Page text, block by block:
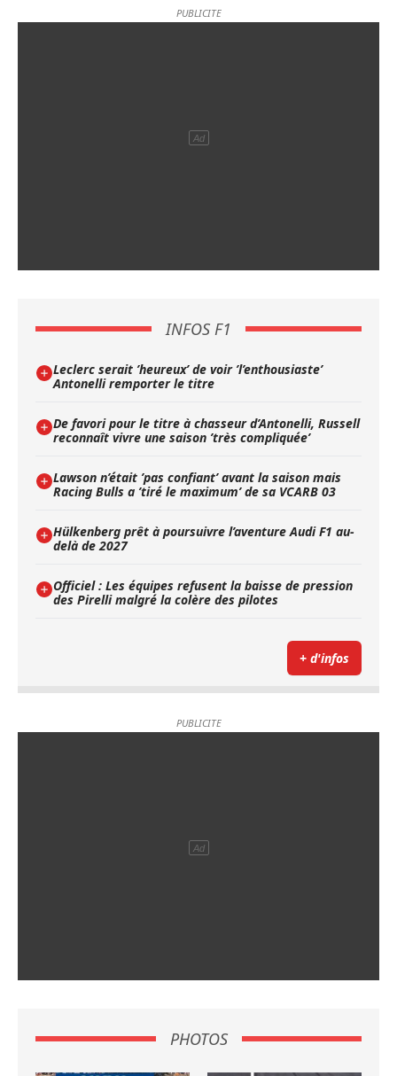
INFOS F1
Leclerc serait ’heureux’ de voir ’l’enthousiaste’
Antonelli remporter le titre
De favori pour le titre à chasseur d’Antonelli, Russell
reconnaît vivre une saison ’très compliquée’
Lawson n’était ’pas confiant’ avant la saison mais
Racing Bulls a ’tiré le maximum’ de sa VCARB 03
Hülkenberg prêt à poursuivre l’aventure Audi F1 au-
delà de 2027
Officiel : Les équipes refusent la baisse de pression
des Pirelli malgré la colère des pilotes
+ d'infos
PHOTOS